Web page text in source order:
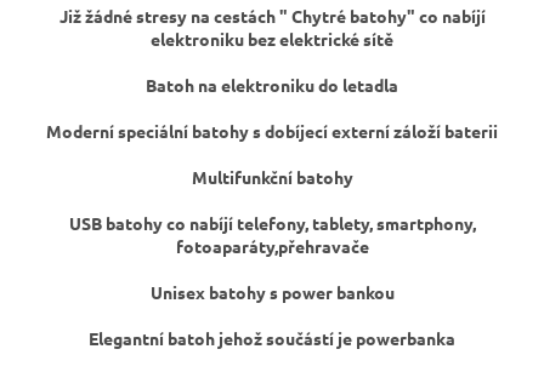
í
p
v
y
ý
i
s
Již žádné stresy na cestách " Chytré batohy" co nabíjí
elektroniku bez elektrické sítě
Batoh na elektroniku do letadla
Moderní speciální batohy s dobíjecí externí záloží baterii
Multifunkční batohy
USB batohy co nabíjí telefony, tablety, smartphony,
fotoaparáty,přehravače
Unisex batohy s power bankou
Elegantní batoh jehož součástí je powerbanka